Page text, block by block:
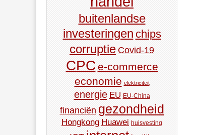
buitenlandse
investeringen chips
corruptie Covid-19
CPC e-commerce
economie elektriciteit
energie EU EU-China
financiën gezondheid
Hongkong Huawei huisvesting